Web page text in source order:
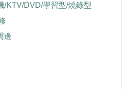
/KTV/DVD/學習型/燒錄型
邊